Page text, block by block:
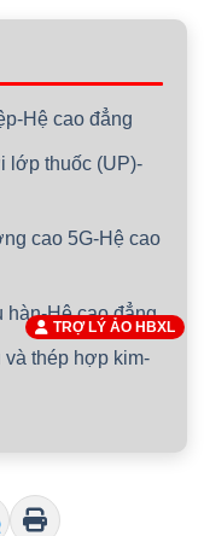
Hệ cao đẳng
lớp thuốc (UP)-
cao 5G-Hệ cao
hàn-Hệ cao đẳng
và thép hợp kim-
TRỢ LÝ ẢO HBXL